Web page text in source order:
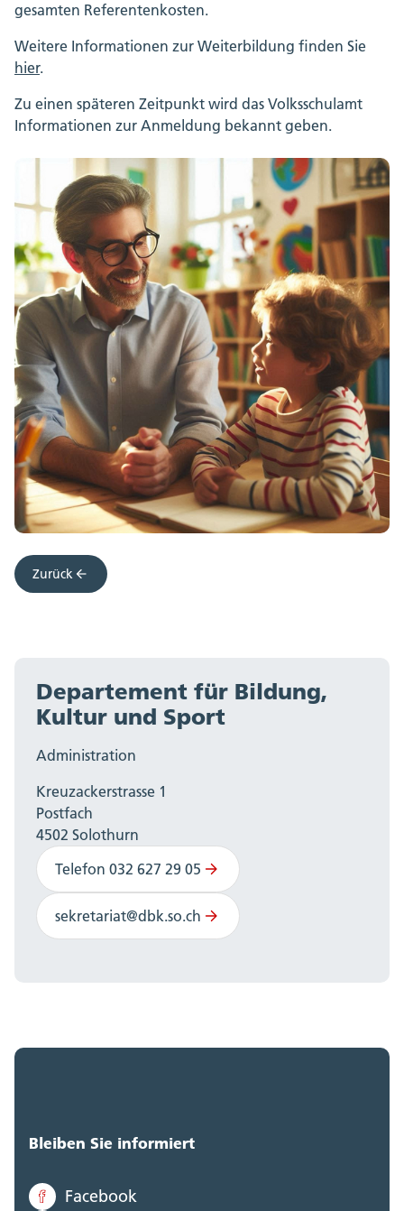
gesamten Referentenkosten.
Weitere Informationen zur Weiterbildung finden Sie
hier.
Zu einen späteren Zeitpunkt wird das Volksschulamt
Informationen zur Anmeldung bekannt geben.
Zurück
Departement für Bildung,
Kultur und Sport
Administration
Kreuzackerstrasse 1
Postfach
4502 Solothurn
Telefon 032 627 29 05
sekretariat@dbk.so.ch
Bleiben Sie informiert
Facebook